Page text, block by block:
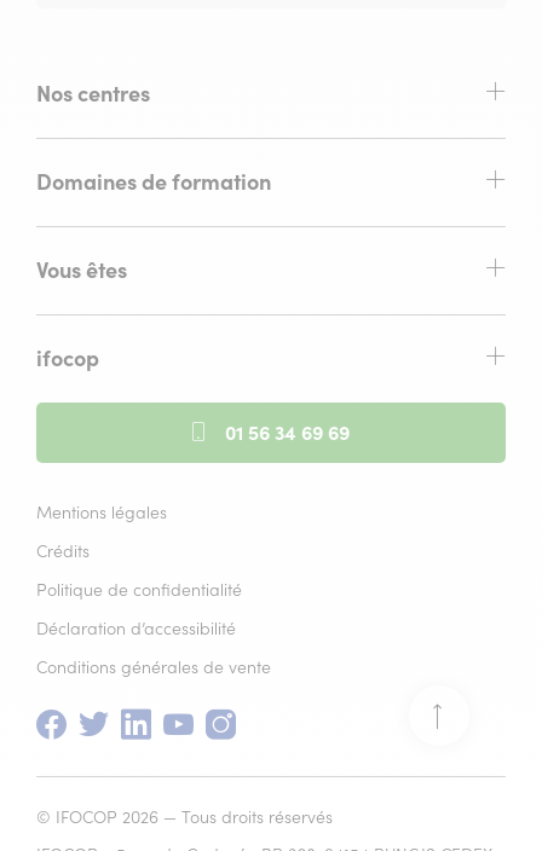
Nos centres
Domaines de formation
Vous êtes
ifocop
01 56 34 69 69
Mentions légales
Crédits
Politique de confidentialité
Déclaration d’accessibilité
Conditions générales de vente
Facebook
(nouvelle
Twitter
(nouvelle
Linkedin
(nouvelle
Youtube
(nouvelle
Retour
© IFOCOP 2026 — Tous droits réservés